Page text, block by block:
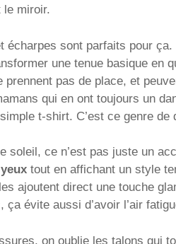
le miroir.
écharpes sont parfaits pour
une tenue basique en
prennent pas de place, et
qui en ont toujours un
t-shirt. C’est ce genre de
soleil, ce n’est pas juste un
tout en affichant un style
ajoutent direct une touche
ça évite aussi d’avoir l’air
on oublie les talons qui